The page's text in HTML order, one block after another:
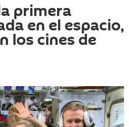
primera
en el espacio,
los cines de